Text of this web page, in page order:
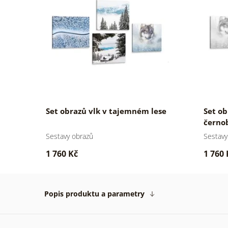
Set obrazů vlk v tajemném lese
Sestavy obrazů
1 760 Kč
Set
1 760
Popis produktu a parametry